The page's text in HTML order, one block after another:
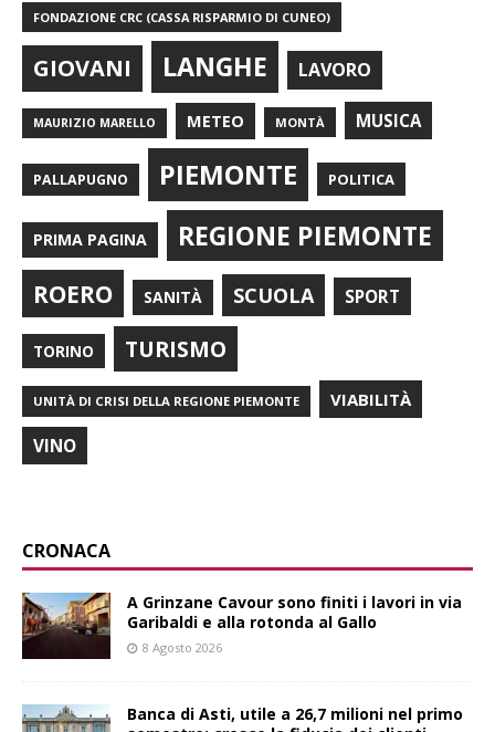
FONDAZIONE CRC (CASSA RISPARMIO DI CUNEO)
GIOVANI LANGHE LAVORO
MAURIZIO MARELLO METEO MONTÀ MUSICA
PALLAPUGNO PIEMONTE POLITICA
PRIMA PAGINA REGIONE PIEMONTE
ROERO SANITÀ SCUOLA SPORT
TORINO TURISMO
UNITÀ DI CRISI DELLA REGIONE PIEMONTE VIABILITÀ
VINO
CRONACA
A Grinzane Cavour sono finiti i lavori in via
Garibaldi e alla rotonda al Gallo
8 Agosto 2026
Banca di Asti, utile a 26,7 milioni nel primo